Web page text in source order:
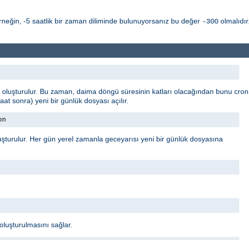
-5 saatlik bir zaman diliminde bulunuyorsanız bu değer -300 olmalıdır.
Bu zaman, daima döngü süresinin katları olacağından bunu cron
sonra) yeni bir günlük dosyası açılır.
Her gün yerel zamanla geceyarısı yeni bir günlük dosyasına
sağlar.